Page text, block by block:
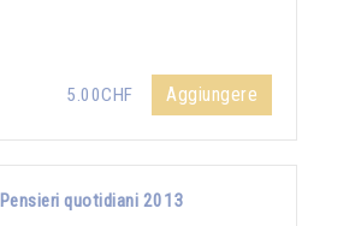
5.00CHF Aggiungere
Pensieri quotidiani 2013